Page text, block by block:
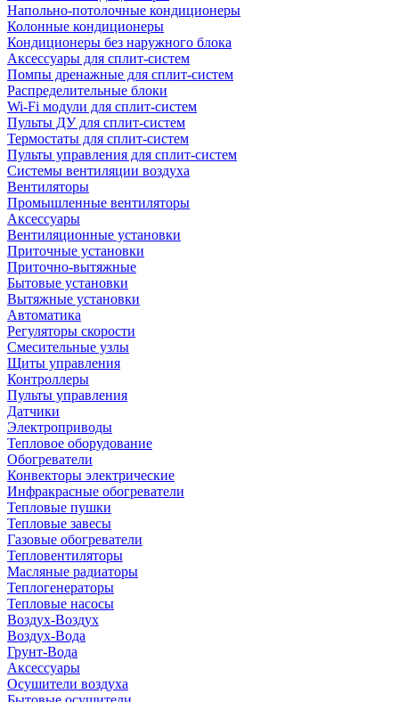
Напольно-потолочные кондиционеры
Колонные кондиционеры
Кондиционеры без наружного блока
Аксессуары для сплит-систем
Помпы дренажные для сплит-систем
Распределительные блоки
Wi-Fi модули для сплит-систем
Пульты ДУ для сплит-систем
Термостаты для сплит-систем
Пульты управления для сплит-систем
Системы вентиляции воздуха
Вентиляторы
Промышленные вентиляторы
Аксессуары
Вентиляционные установки
Приточные установки
Приточно-вытяжные
Бытовые установки
Вытяжные установки
Автоматика
Регуляторы скорости
Смесительные узлы
Щиты управления
Контроллеры
Пульты управления
Датчики
Электроприводы
Тепловое оборудование
Обогреватели
Конвекторы электрические
Инфракрасные обогреватели
Тепловые пушки
Тепловые завесы
Газовые обогреватели
Тепловентиляторы
Масляные радиаторы
Теплогенераторы
Тепловые насосы
Воздух-Воздух
Воздух-Вода
Грунт-Вода
Аксессуары
Осушители воздуха